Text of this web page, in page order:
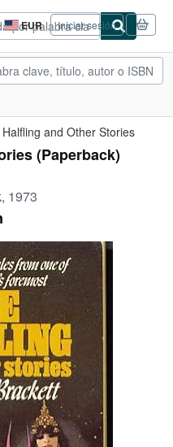
EUR
Preferencias
de
compra
del
Iniciar sesión
and Other Stories
(Paperback)
1973